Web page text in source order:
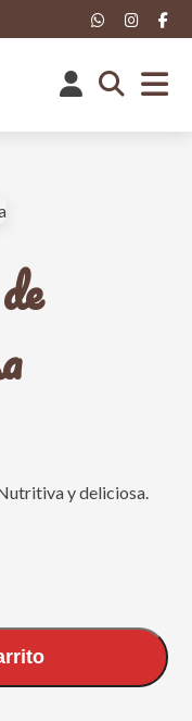
y deliciosa.